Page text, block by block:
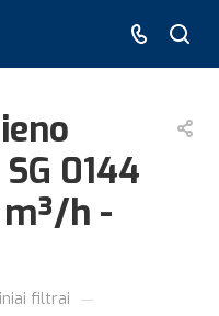
0144
h -
filtrai —